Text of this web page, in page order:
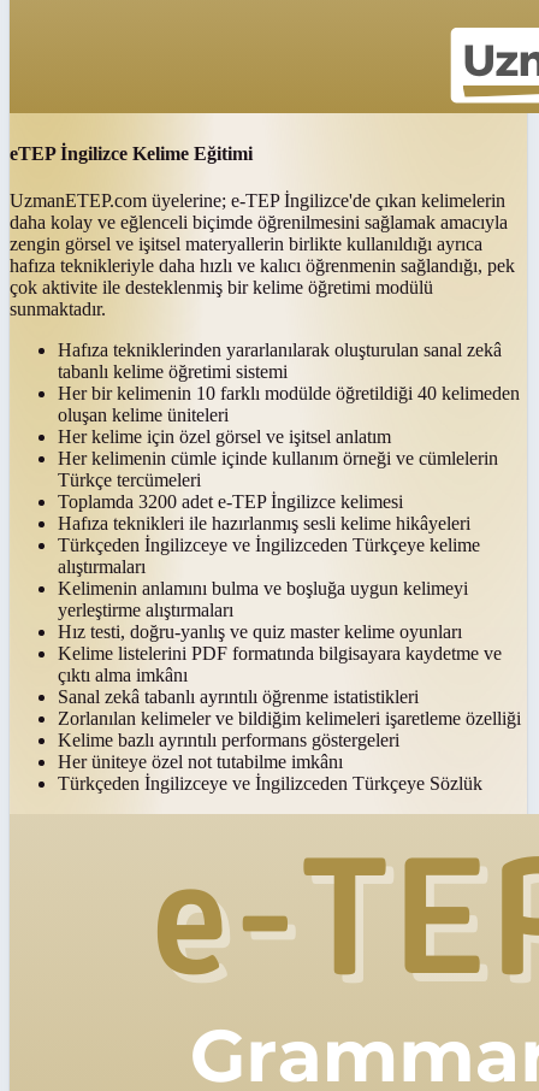
eTEP İngilizce Kelime Eğitimi
UzmanETEP.com üyelerine; e-TEP İngilizce'de çıkan kelimelerin
daha kolay ve eğlenceli biçimde öğrenilmesini sağlamak amacıyla
zengin görsel ve işitsel materyallerin birlikte kullanıldığı ayrıca
hafıza teknikleriyle daha hızlı ve kalıcı öğrenmenin sağlandığı, pek
çok aktivite ile desteklenmiş bir kelime öğretimi modülü
sunmaktadır.
Hafıza tekniklerinden yararlanılarak oluşturulan sanal zekâ
tabanlı kelime öğretimi sistemi
Her bir kelimenin 10 farklı modülde öğretildiği 40 kelimeden
oluşan kelime üniteleri
Her kelime için özel görsel ve işitsel anlatım
Her kelimenin cümle içinde kullanım örneği ve cümlelerin
Türkçe tercümeleri
Toplamda 3200 adet e-TEP İngilizce kelimesi
Hafıza teknikleri ile hazırlanmış sesli kelime hikâyeleri
Türkçeden İngilizceye ve İngilizceden Türkçeye kelime
alıştırmaları
Kelimenin anlamını bulma ve boşluğa uygun kelimeyi
yerleştirme alıştırmaları
Hız testi, doğru-yanlış ve quiz master kelime oyunları
Kelime listelerini PDF formatında bilgisayara kaydetme ve
çıktı alma imkânı
Sanal zekâ tabanlı ayrıntılı öğrenme istatistikleri
Zorlanılan kelimeler ve bildiğim kelimeleri işaretleme özelliği
Kelime bazlı ayrıntılı performans göstergeleri
Her üniteye özel not tutabilme imkânı
Türkçeden İngilizceye ve İngilizceden Türkçeye Sözlük